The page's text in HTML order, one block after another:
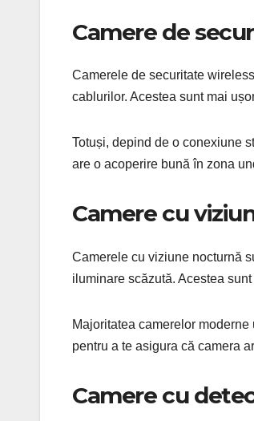
Camere de
Camerele de securitate
cablurilor. Acestea sunt mai
Totuși, depind de o conexiune
are o acoperire bună în zona
Camere cu
Camerele cu viziune nocturnă
iluminare scăzută. Acestea
Majoritatea camerelor
pentru a te asigura că camera
Camere cu